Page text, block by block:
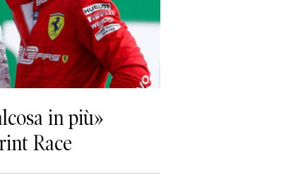
in più»
Race